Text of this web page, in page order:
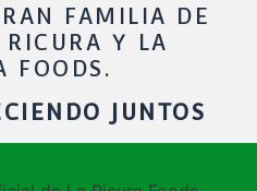
FAMILIA DE
RICURA Y LA
FOODS.
JUNTOS